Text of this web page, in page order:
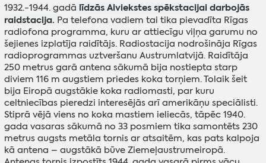
1932.-1944. gadā līdzās Aiviekstes spēkstacijai darbojās
raidstacija. Pa telefona vadiem tai tika pievadīta Rīgas
radiofona programma, kuru ar attiecīgu viļņa garumu no
šejienes izplatīja raidītājs. Radiostacija nodrošināja Rīgas
radioprogrammas uztveršanu Austrumlatvijā. Raidītāja
250 metrus garā antena sākumā bija nostiepta starp
diviem 116 m augstiem priedes koka torņiem. Tolaik šeit
bija Eiropā augstākie koka radiomasti, par kuru
celtniecības pieredzi interesējās arī amerikāņu speciālisti.
Stiprā vējā viens no koka mastiem ieliecās, tāpēc 1940.
gada vasaras sākumā no 33 posmiem tika samontēts 230
metrus augsts metāla tornis ar atsaitēm, kas pats kalpoja
kā antena – augstākā būve Ziemeļaustrumeiropā.